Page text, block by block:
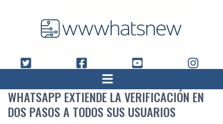
WHATSAPP EXTIENDE LA VERIFICACIÓN EN
DOS PASOS A TODOS SUS USUARIOS